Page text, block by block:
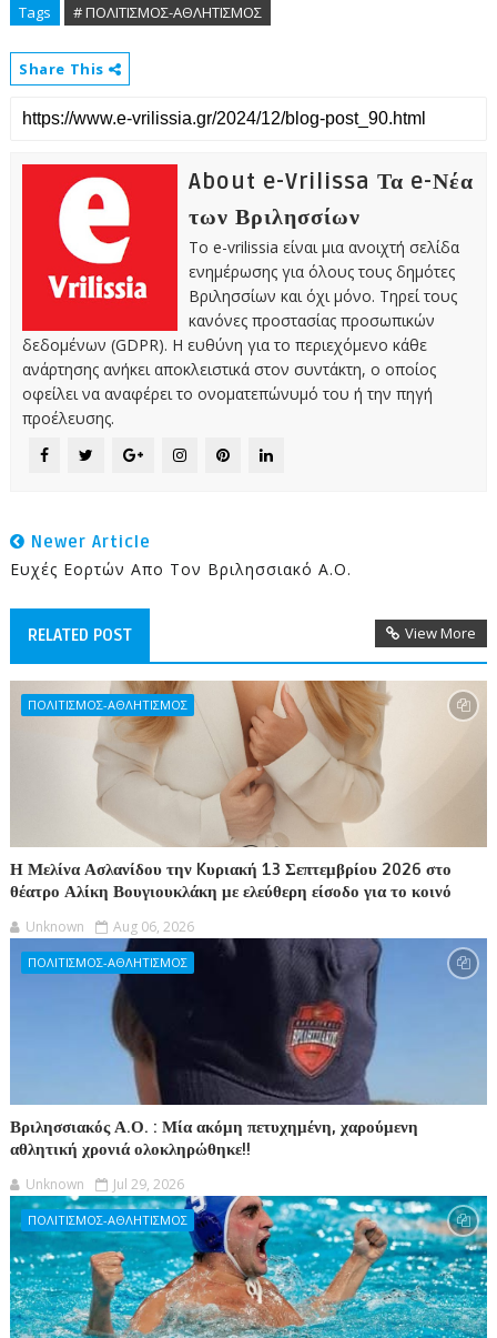
Tags # ΠΟΛΙΤΙΣΜΟΣ-ΑΘΛΗΤΙΣΜΟΣ
Share This
About e-Vrilissa Τα e-Νέα
των Βριλησσίων
Το e-vrilissia είναι μια ανοιχτή σελίδα
ενημέρωσης για όλους τους δημότες
Βριλησσίων και όχι μόνο. Τηρεί τους
κανόνες προστασίας προσωπικών
δεδομένων (GDPR). Η ευθύνη για το περιεχόμενο κάθε
ανάρτησης ανήκει αποκλειστικά στον συντάκτη, ο οποίος
οφείλει να αναφέρει το ονοματεπώνυμό του ή την πηγή
προέλευσης.
Newer Article
Ευχές Εορτών Απο Τον Βριλησσιακό Α.Ο.
RELATED POST View More
ΠΟΛΙΤΙΣΜΟΣ-ΑΘΛΗΤΙΣΜΟΣ
Η Μελίνα Ασλανίδου την Kυριακή 13 Σεπτεμβρίου 2026 στο
θέατρο Αλίκη Βουγιουκλάκη με ελεύθερη είσοδο για το κοινό
Unknown Aug 06, 2026
ΠΟΛΙΤΙΣΜΟΣ-ΑΘΛΗΤΙΣΜΟΣ
Βριλησσιακός Α.Ο. : Μία ακόμη πετυχημένη, χαρούμενη
αθλητική χρονιά ολοκληρώθηκε!!
Unknown Jul 29, 2026
ΠΟΛΙΤΙΣΜΟΣ-ΑΘΛΗΤΙΣΜΟΣ